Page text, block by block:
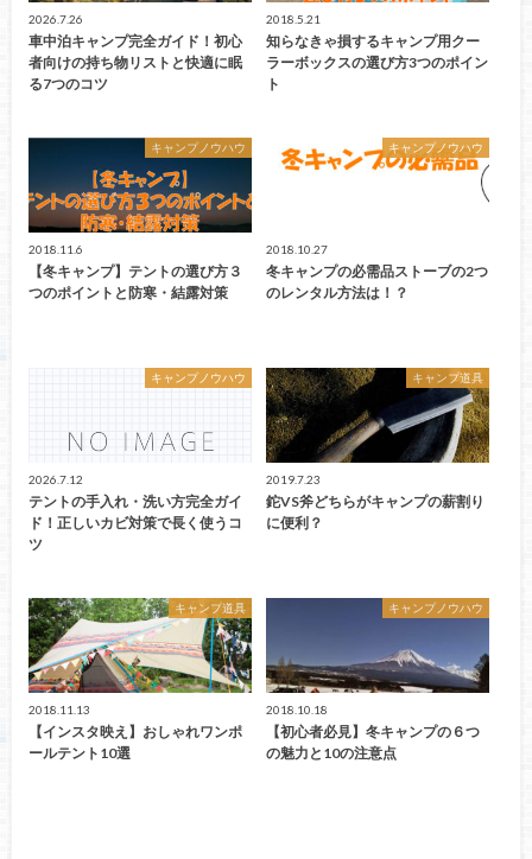
2026.7.26
車中泊キャンプ完全ガイド！初心
者向けの持ち物リストと快適に眠
る7つのコツ
2018.5.21
知らなきゃ損するキャンプ用クー
ラーボックスの選び方3つのポイン
ト
キャンプノウハウ
2018.11.6
【冬キャンプ】テントの選び方３
つのポイントと防寒・結露対策
キャンプノウハウ
2018.10.27
冬キャンプの必需品ストーブの2つ
のレンタル方法は！？
キャンプノウハウ
2026.7.12
テントの手入れ・洗い方完全ガイ
ド！正しいカビ対策で長く使うコ
ツ
キャンプ道具
2019.7.23
鉈VS斧どちらがキャンプの薪割り
に便利？
キャンプ道具
2018.11.13
【インスタ映え】おしゃれワンポ
ールテント10選
キャンプノウハウ
2018.10.18
【初心者必見】冬キャンプの６つ
の魅力と10の注意点